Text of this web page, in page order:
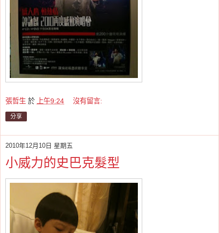
張哲生 於 上午9:24 沒有留言:
分享
2010年12月10日 星期五
小威力的史巴克髮型